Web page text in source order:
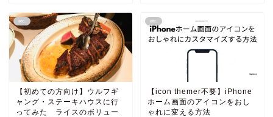
etc.
【初めての方向け】ウルフギ
ャング・ステーキハウスに行
ってみた ライスのボリュー
etc.
【icon themer不要】iPhone
ホーム画面のアイコンをおし
ゃれに変える方法